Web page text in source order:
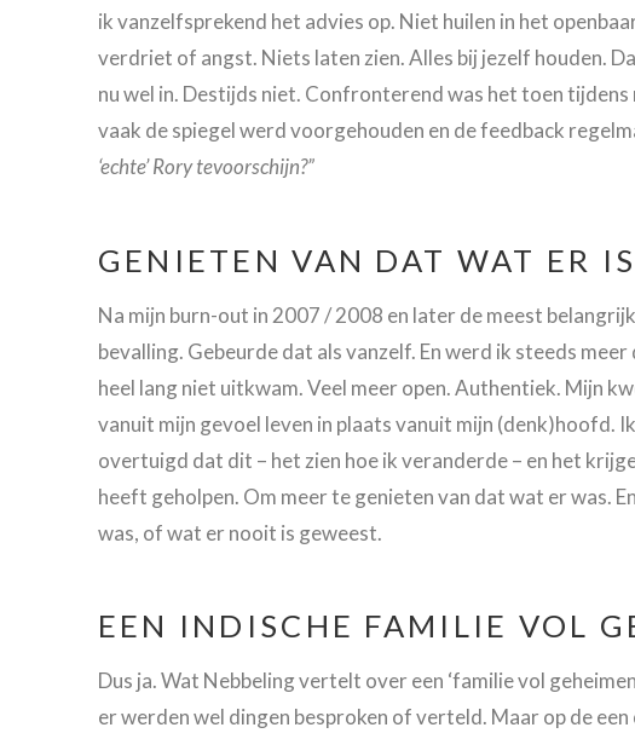
ik vanzelfsprekend het advies op. Niet huilen in het
verdriet of angst. Niets laten zien. Alles bij jezelf houden.
nu wel in. Destijds niet. Confronterend was het toen
vaak de spiegel werd voorgehouden en de feedback
‘echte’ Rory tevoorschijn?”
GENIETEN VAN DAT WAT ER IS
Na mijn burn-out in 2007 / 2008 en later de meest
bevalling. Gebeurde dat als vanzelf. En werd ik steeds
heel lang niet uitkwam. Veel meer open. Authentiek. Mijn
vanuit mijn gevoel leven in plaats vanuit mijn (denk)hoofd.
overtuigd dat dit – het zien hoe ik veranderde – en het
heeft geholpen. Om meer te genieten van dat wat er was.
was, of wat er nooit is geweest.
EEN INDISCHE FAMILIE VOL
Dus ja. Wat Nebbeling vertelt over een ‘familie vol
er werden wel dingen besproken of verteld. Maar op de